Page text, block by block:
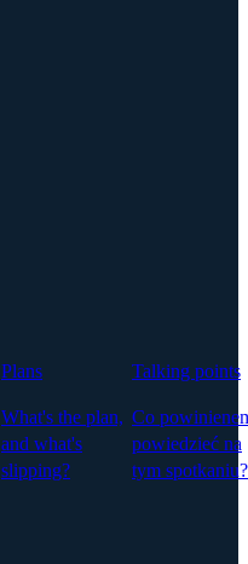
Plans
What's the plan,
and what's
slipping?
Talking points
Co
powiedzieć na
tym spotkaniu?